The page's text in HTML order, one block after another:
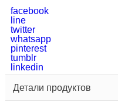
facebook
line
twitter
whatsapp
pinterest
tumblr
linkedin
Детали продуктов
проверки
кода